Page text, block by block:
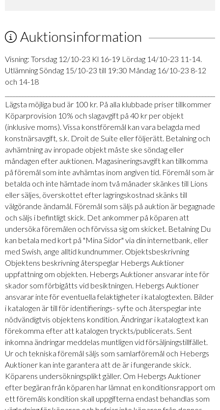
Auktionsinformation
Visning: Torsdag 12/10-23 Kl 16-19 Lördag 14/10-23 11-14.
Utlämning Söndag 15/10-23 till 19:30 Måndag 16/10-23 8-12
och 14-18
Lägsta möjliga bud är 100 kr. På alla klubbade priser tillkommer
Köparprovision 10% och slagavgift på 40 kr per objekt
(inklusive moms). Vissa konstföremål kan vara belagda med
konstnärsavgift, s.k. Droit de Suite eller följerätt. Betalning och
avhämtning av inropade objekt måste ske söndag eller
måndagen efter auktionen. Magasineringsavgift kan tillkomma
på föremål som inte avhämtas inom angiven tid. Föremål som är
betalda och inte hämtade inom två månader skänkes till Lions
eller säljes, överskottet efter lagringskostnad skänks till
välgörande ändamål. Föremål som säljs på auktion är begagnade
och säljs i befintligt skick. Det ankommer på köparen att
undersöka föremålen och förvissa sig om skicket. Betalning Du
kan betala med kort på "Mina Sidor" via din internetbank, eller
med Swish, ange alltid kundnummer. Objektsbeskrivning
Objektens beskrivning återspeglar Hebergs Auktioner
uppfattning om objekten. Hebergs Auktioner ansvarar inte för
skador som förbigåtts vid besiktningen. Hebergs Auktioner
ansvarar inte för eventuella felaktigheter i katalogtexten. Bilder
i katalogen är till för identifierings- syfte och återspeglar inte
nödvändigtvis objektens kondition. Ändringar i katalogtext kan
förekomma efter att katalogen tryckts/publicerats. Sent
inkomna ändringar meddelas muntligen vid försäljningstillfället.
Ur och tekniska föremål säljs som samlarföremål och Hebergs
Auktioner kan inte garantera att de är i fungerande skick.
Köparens undersökningsplikt gäller. Om Hebergs Auktioner
efter begäran från köparen har lämnat en konditionsrapport om
ett föremåls kondition skall uppgifterna endast behandlas som